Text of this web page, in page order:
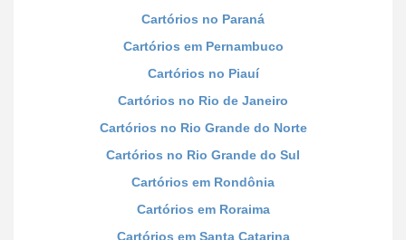
Cartórios no Paraná
Cartórios em Pernambuco
Cartórios no Piauí
Cartórios no Rio de Janeiro
Cartórios no Rio Grande do Norte
Cartórios no Rio Grande do Sul
Cartórios em Rondônia
Cartórios em Roraima
Cartórios em Santa Catarina